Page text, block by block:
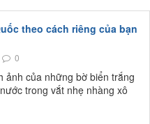
theo cách riêng của bạn
0
ảnh của những bờ biển trắng
trong vắt nhẹ nhàng xô